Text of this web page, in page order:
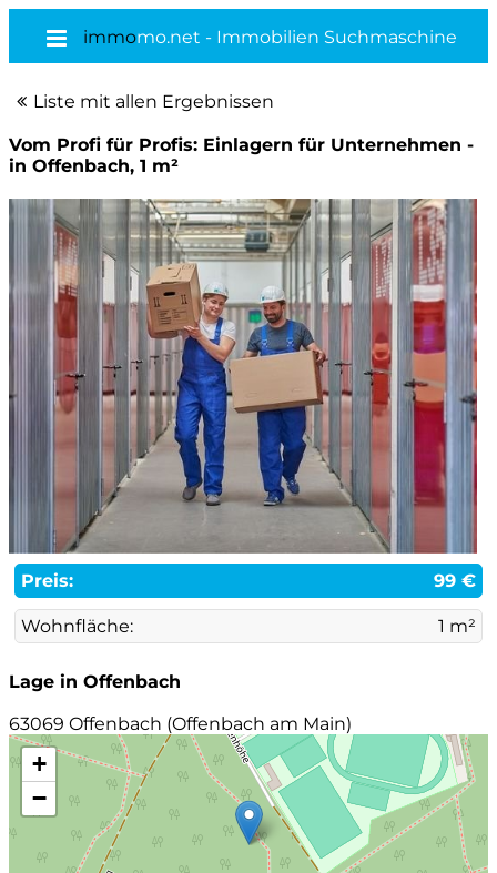
immomo.net - Immobilien Suchmaschine
Liste mit allen Ergebnissen
Vom Profi für Profis: Einlagern für Unternehmen -
in Offenbach, 1 m²
Preis: 99 €
Wohnfläche: 1 m²
Lage in Offenbach
63069 Offenbach (Offenbach am Main)
+
−